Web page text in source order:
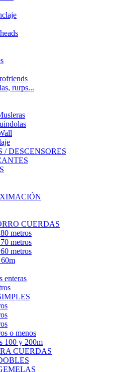
rurps...
/ DESCENSORES
CUERDAS
metros
metros
metros
enteras
o menos
100 y 200m
CUERDAS